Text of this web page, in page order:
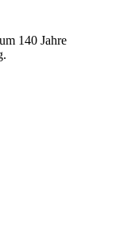
140 Jahre